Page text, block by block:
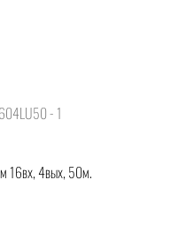
16вх, 4вых, 50м.